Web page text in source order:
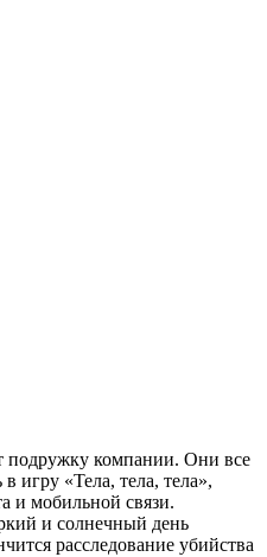
подружку компании. Они все
игру «Тела, тела, тела»,
и мобильной связи.
и солнечный день
расследование убийства